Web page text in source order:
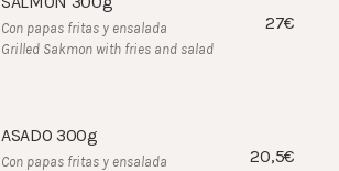
Con papas fritas y ensalada
Grilled Sakmon with fries and salad
27€
ASADO 300g
Con papas fritas y ensalada
20,5€